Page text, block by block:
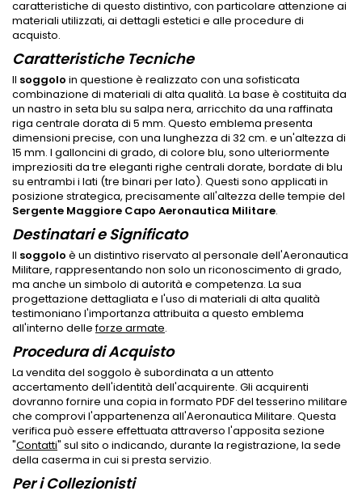
caratteristiche di questo distintivo, con particolare attenzione ai
materiali utilizzati, ai dettagli estetici e alle procedure di
acquisto.
Caratteristiche Tecniche
Il soggolo in questione è realizzato con una sofisticata
combinazione di materiali di alta qualità. La base è costituita da
un nastro in seta blu su salpa nera, arricchito da una raffinata
riga centrale dorata di 5 mm. Questo emblema presenta
dimensioni precise, con una lunghezza di 32 cm. e un'altezza di
15 mm. I galloncini di grado, di colore blu, sono ulteriormente
impreziositi da tre eleganti righe centrali dorate, bordate di blu
su entrambi i lati (tre binari per lato). Questi sono applicati in
posizione strategica, precisamente all'altezza delle tempie del
Sergente Maggiore Capo Aeronautica Militare.
Destinatari e Significato
Il soggolo è un distintivo riservato al personale dell'Aeronautica
Militare, rappresentando non solo un riconoscimento di grado,
ma anche un simbolo di autorità e competenza. La sua
progettazione dettagliata e l'uso di materiali di alta qualità
testimoniano l'importanza attribuita a questo emblema
all'interno delleforze armate.
Procedura di Acquisto
La vendita del soggolo è subordinata a un attento
accertamento dell'identità dell'acquirente. Gli acquirenti
dovranno fornire una copia in formato PDF del tesserino militare
che comprovi l'appartenenza all'Aeronautica Militare. Questa
verifica può essere effettuata attraverso l'apposita sezione
"Contatti" sul sito o indicando, durante la registrazione, la sede
della caserma in cui si presta servizio.
Per i Collezionisti